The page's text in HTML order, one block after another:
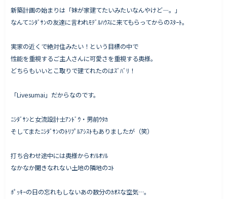
Staff ブログ&News
新築計画の始まりは「妹が家建てたいみたいなんやけど―。」
なんてﾆｼﾀﾞｻﾝの友達に言われﾓﾃﾞﾙﾊｳｽに来てもらってからのｽﾀｰﾄ。
実家の近くで絶対住みたい！という目標の中で
性能を重視するご主人さんに可愛さを重視する奥様。
どちらもいいとこ取りで建てれたのはｽﾞﾊﾞﾘ！
「Livesumai」だからなのです。
ﾆｼﾀﾞｻﾝと女流設計士ｱﾝﾄﾞｳ・男前ｳﾀｶ
そしてまたﾆｼﾀﾞｻﾝのﾄﾘﾌﾟﾙｱｼｽﾄもありましたが（笑）
打ち合わせ途中には奥様からｵｿﾙｵｿﾙ
なかなか聞きなれない土地の隣地のｺﾄ
ﾎﾟｯｷｰの日の忘れもしないあの数分のｶｵｽな空気…。